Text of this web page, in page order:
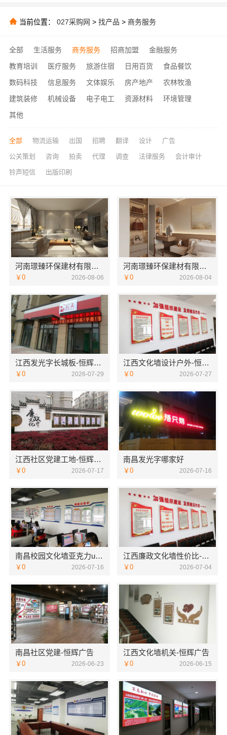
当前位置： 027采购网 > 找产品 > 商务服务
全部 生活服务 商务服务 招商加盟
金融服务
教育培训
医疗服务 旅游住宿 日用百货
食品餐饮
数码科技
信息服务 文体娱乐 房产地产
农林牧渔
建筑装修
机械设备 电子电工 资源材料
环境管理
其他
全部 物流运输 出国 招聘 翻译 设计 广告
公关策划 咨询 拍卖 代理 调查 法律服务 会计审计
铃声短信 出版印刷
河南璟臻环保建材有限公司：偃师房屋装修费用参考
￥0 2026-08-06
河南璟臻环保建材有限公司济源全屋装修墙面刷新服务
￥0 2026-08-04
江西发光字长城板-恒辉广告
￥0 2026-07-29
江西文化墙设计户外-恒辉广告
￥0 2026-07-27
江西社区党建工地-恒辉广告
￥0 2026-07-17
南昌发光字哪家好
￥0 2026-07-16
南昌校园文化墙亚克力uv-恒辉广告
￥0 2026-07-16
江西廉政文化墙性价比-恒辉广告
￥0 2026-07-04
南昌社区党建-恒辉广告
￥0 2026-06-23
江西文化墙机关-恒辉广告
￥0 2026-06-15